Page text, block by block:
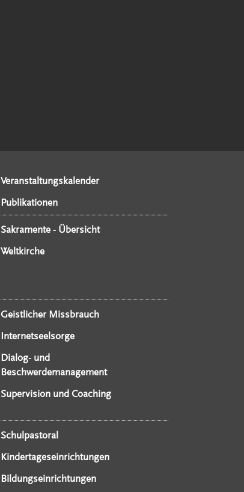
Veranstaltungskalender
Publikationen
Sakramente - Übersicht
Weltkirche
Geistlicher Missbrauch
Internetseelsorge
Dialog- und
Beschwerdemanagement
Supervision und Coaching
Schulpastoral
Kindertageseinrichtungen
Bildungseinrichtungen